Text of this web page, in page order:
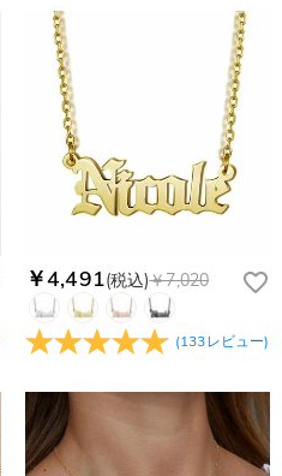
￥4,491(税込)￥7,020
(133レビュー)